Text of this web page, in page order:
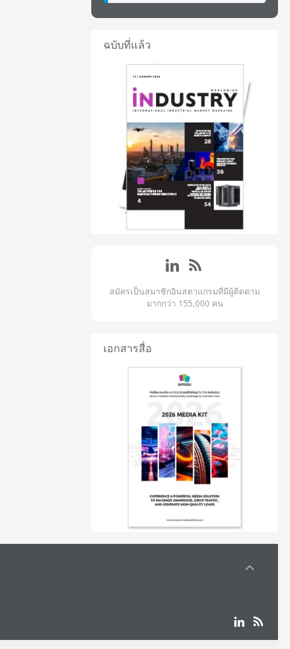
ฉบับที่แล้ว
สมัครเป็นสมาชิกอินสตาแกรมที่มีผู้ติดตาม
มากกว่า 155,000 คน
เอกสารสื่อ